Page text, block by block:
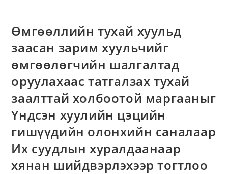
Өмгөөллийн тухай хуульд
заасан зарим хуульчийг
өмгөөлөгчийн шалгалтад
оруулахаас татгалзах тухай
заалттай холбоотой маргааныг
Үндсэн хуулийн цэцийн
гишүүдийн олонхийн саналаар
Их суудлын хуралдаанаар
хянан шийдвэрлэхээр тогтлоо